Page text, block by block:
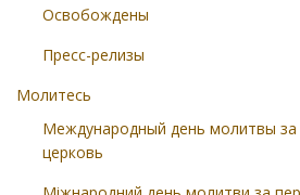
Освобождены
Пресс-релизы
Молитесь
Международный день молитвы за
церковь